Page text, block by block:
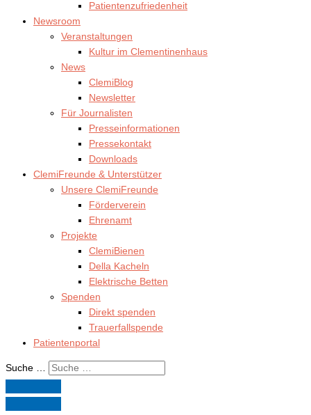
Patientenzufriedenheit
Newsroom
Veranstaltungen
Kultur im Clementinenhaus
News
ClemiBlog
Newsletter
Für Journalisten
Presseinformationen
Pressekontakt
Downloads
ClemiFreunde & Unterstützer
Unsere ClemiFreunde
Förderverein
Ehrenamt
Projekte
ClemiBienen
Della Kacheln
Elektrische Betten
Spenden
Direkt spenden
Trauerfallspende
Patientenportal
Suche …